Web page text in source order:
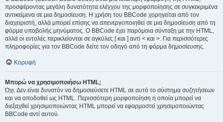
προσφέροντας μεγάλη δυνατότητα ελέγχου της μορφοποίησης σε συγκεκριμένα
αντικείμενα σε μια δημοσίευση. Η χρήση του BBCode χορηγείται από τον
διαχειριστή, αλλά μπορεί επίσης να απενεργοποιηθεί σε μια δημοσίευση από τη
φόρμα υποβολής μηνύματος. Ο BBCode έχει παρόμοια σύνταξη με την HTML,
αλλά οι εντολές περικλείονται σε αγκύλες [ και ] αντί < και >. Για περισσότερες
πληροφορίες για τον BBCode δείτε τον οδηγό από τη φόρμα δημοσίευσης.
Κορυφή
Μπορώ να χρησιμοποιήσω HTML;
Όχι. Δεν είναι δυνατόν να δημοσιεύσετε HTML σε αυτό το σύστημα συζητήσεων
και να αποδοθεί ως HTML. Περισσότερη μορφοποίηση η οποία μπορεί να
διεξαχθεί χρησιμοποιώντας HTML μπορεί να εφαρμοστεί χρησιμοποιώντας
BBCode αντί αυτού.